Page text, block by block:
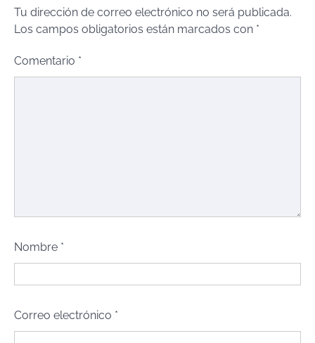
Tu dirección de correo electrónico no será publicada.
Los campos obligatorios están marcados con *
Comentario *
Nombre *
Correo electrónico *